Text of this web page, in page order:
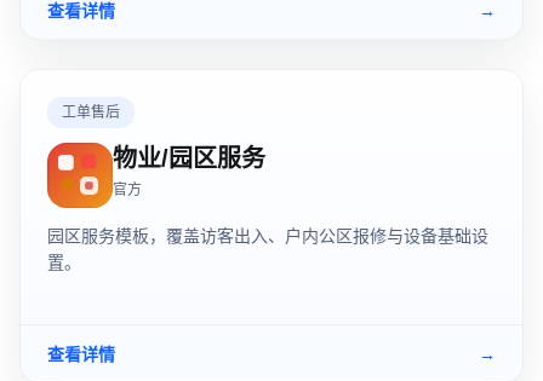
查看详情 →
工单售后
物业/园区服务
官方
园区服务模板，覆盖访客出入、户内公区报修与设备基础设
置。
查看详情 →